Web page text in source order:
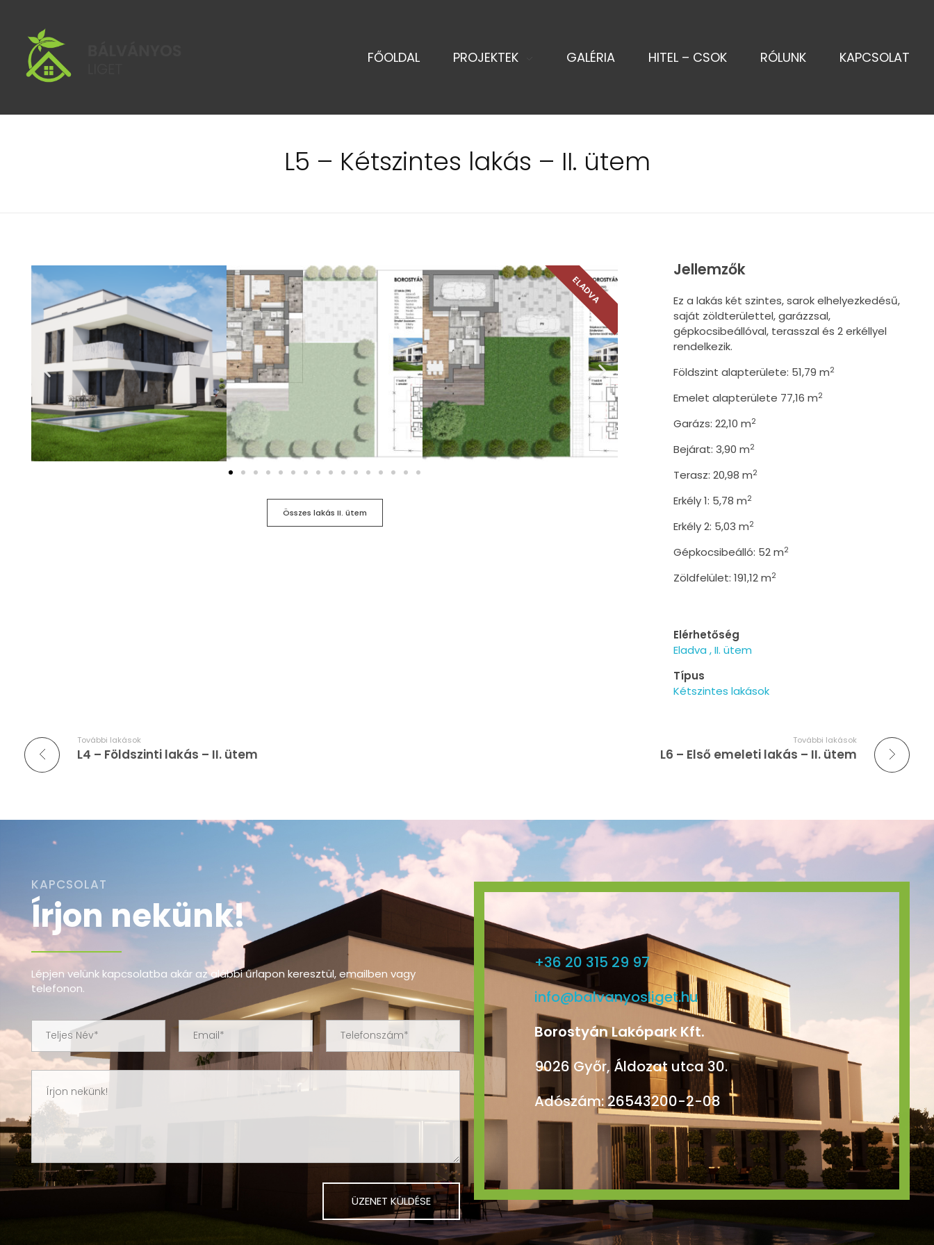
FŐOLDAL PROJEKTEK GALÉRIA HITEL – CSOK RÓLUNK KAPCSOLAT
L5 – Kétszintes lakás – II. ütem
ELADVA
Összes lakás II. ütem
Jellemzők
Ez a lakás két szintes, sarok elhelyezkedésű,
saját zöldterülettel, garázzsal,
gépkocsibeállóval, terasszal és 2 erkéllyel
rendelkezik.
Földszint alapterülete: 51,79 m2
Emelet alapterülete 77,16 m2
Garázs: 22,10 m2
Bejárat: 3,90 m2
Terasz: 20,98 m2
Erkély 1: 5,78 m2
Erkély 2: 5,03 m2
Gépkocsibeálló: 52 m2
Zöldfelület: 191,12 m2
Elérhetőség
Eladva II. ütem
Típus
Kétszintes lakások
További lakások
L4 – Földszinti lakás – II. ütem
További lakások
L6 – Első emeleti lakás – II. ütem
KAPCSOLAT
Írjon nekünk!
Lépjen velünk kapcsolatba akár az alábbi űrlapon keresztül, emailben vagy
telefonon.
+36 20 315 29 97
info@balvanyosliget.hu
Borostyán Lakópark Kft.
9026 Győr, Áldozat utca 30.
Adószám: 26543200-2-08